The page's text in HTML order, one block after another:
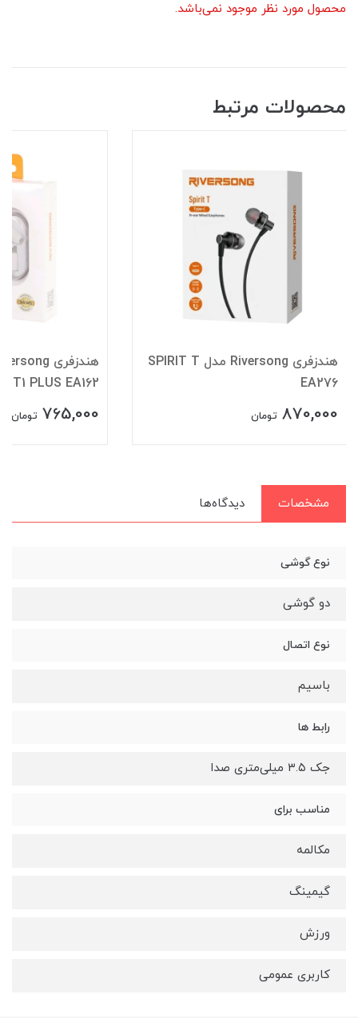
محصول مورد نظر موجود نمی‌باشد.
محصولات مرتبط
هندزفری Riversong مدل SPIRIT T
EA276
870,000 تومان
T1 PLUS EA162
765,000 تومان
مشخصات دیدگاه‌ها
نوع گوشی
دو گوشی
نوع اتصال
باسیم
رابط ها
جک ۳.۵ میلی‌متری صدا
مناسب برای
مکالمه
گیمینگ
ورزش
کاربری عمومی